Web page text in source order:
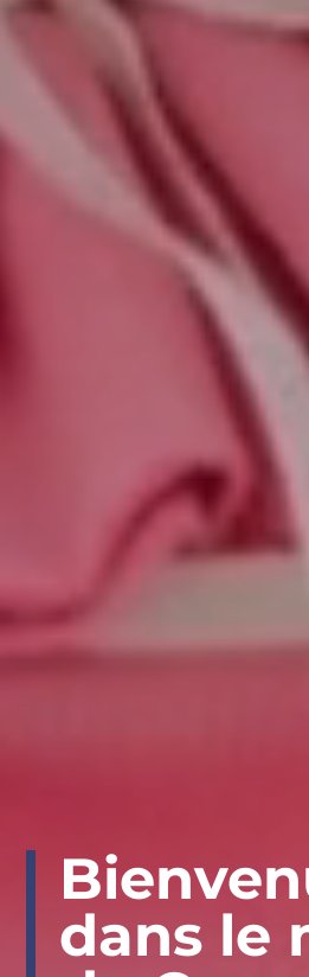
dans le